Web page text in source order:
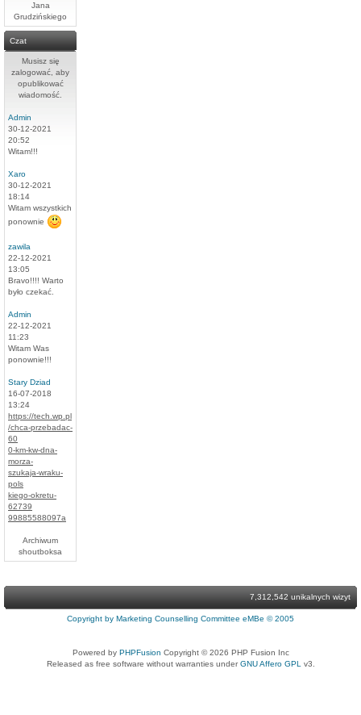
Jana
Grudzińskiego
Czat
Musisz się
zalogować, aby
opublikować
wiadomość.
Admin
30-12-2021
20:52
Witam!!!
Xaro
30-12-2021
18:14
Witam wszystkich
ponownie
zawila
22-12-2021
13:05
Bravo!!!! Warto
było czekać.
Admin
22-12-2021
11:23
Witam Was
ponownie!!!
Stary Dziad
16-07-2018
13:24
https://tech.wp.pl
/chca-przebadac-
60
0-km-kw-dna-
morza-
szukaja-wraku-
pols
kiego-okretu-
62739
99885588097a
Archiwum
shoutboksa
7,312,542 unikalnych wizyt
Copyright by Marketing Counselling Committee eMBe © 2005
Powered by PHPFusion Copyright © 2026 PHP Fusion Inc
Released as free software without warranties underGNU Affero GPL v3.